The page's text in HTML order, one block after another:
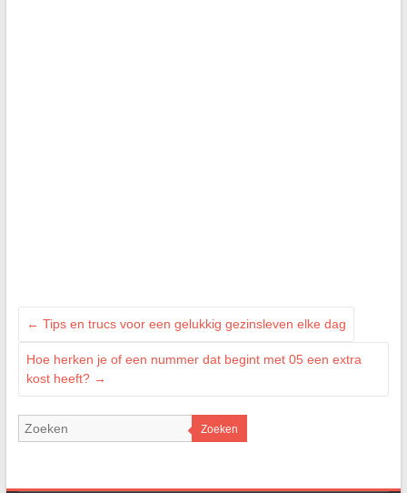
← Tips en trucs voor een gelukkig gezinsleven elke dag
Hoe herken je of een nummer dat begint met 05 een extra
kost heeft? →
Zoeken